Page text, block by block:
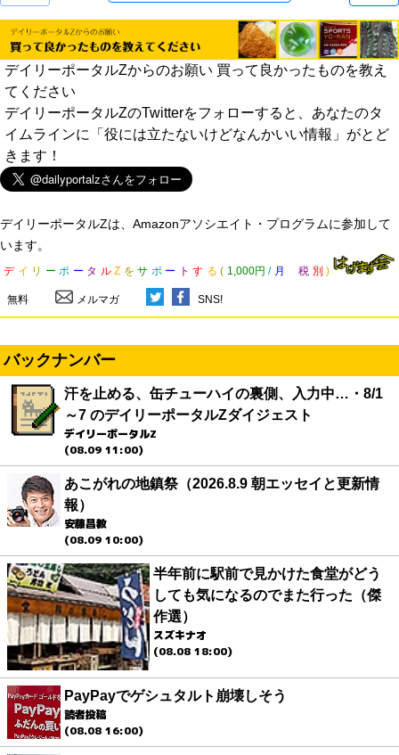
デイリーポータルZからのお願い 買って良かったものを教え
てください
デイリーポータルZのTwitterをフォローすると、あなたのタ
イムラインに「役には立たないけどなんかいい情報」がとど
きます！
デイリーポータルZは、Amazonアソシエイト・プログラムに参加して
います。
デ イ リ ー ポ ー タ ル Z を サ ポ ー ト す る ( 1,000円 / 月 税 別 )
無料 メルマガ SNS!
バックナンバー
汗を止める、缶チューハイの裏側、入力中…・8/1
～7 のデイリーポータルZダイジェスト
デイリーポータルZ
(08.09 11:00)
あこがれの地鎮祭（2026.8.9 朝エッセイと更新情
報）
安藤昌教
(08.09 10:00)
半年前に駅前で見かけた食堂がどう
しても気になるのでまた行った（傑
作選）
スズキナオ
(08.08 18:00)
PayPayでゲシュタルト崩壊しそう
読者投稿
(08.08 16:00)